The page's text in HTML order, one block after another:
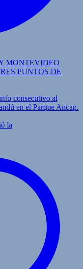
MONTEVIDEO
PUNTOS DE
consecutivo al
en el Parque Ancap.
la